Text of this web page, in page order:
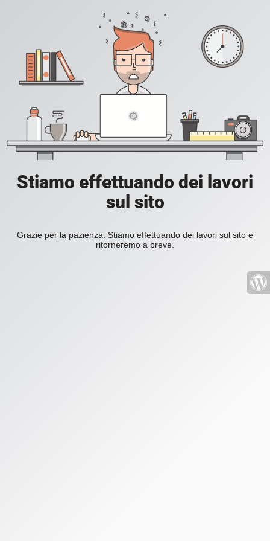
Stiamo effettuando dei lavori
sul sito
Grazie per la pazienza. Stiamo effettuando dei lavori sul sito e
ritorneremo a breve.